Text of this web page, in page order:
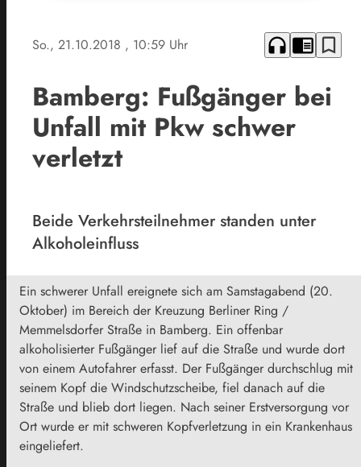
So., 21.10.2018 , 10:59 Uhr headphones chrome_reader_mode bookmark_border
Bamberg: Fußgänger bei
Unfall mit Pkw schwer
verletzt
Beide Verkehrsteilnehmer standen unter
Alkoholeinfluss
Ein schwerer Unfall ereignete sich am Samstagabend (20.
Oktober) im Bereich der Kreuzung Berliner Ring /
Memmelsdorfer Straße in Bamberg. Ein offenbar
alkoholisierter Fußgänger lief auf die Straße und wurde dort
von einem Autofahrer erfasst. Der Fußgänger durchschlug mit
seinem Kopf die Windschutzscheibe, fiel danach auf die
Straße und blieb dort liegen. Nach seiner Erstversorgung vor
Ort wurde er mit schweren Kopfverletzung in ein Krankenhaus
eingeliefert.